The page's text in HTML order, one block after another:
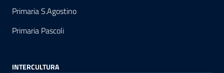
Primaria S.Agostino
Primaria Pascoli
INTERCULTURA